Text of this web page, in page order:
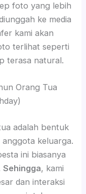
foto yang lebih
ke media
kami akan
terlihat seperti
terasa natural.
Orang Tua
adalah bentuk
keluarga.
ini biasanya
Sehingga, kami
dan interaksi